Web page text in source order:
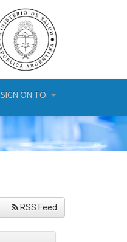
SIGN ON TO:
RSS Feed